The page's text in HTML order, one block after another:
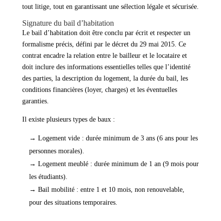
tout litige, tout en garantissant une sélection légale et sécurisée.
Signature du bail d’habitation
Le bail d’habitation doit être conclu par écrit et respecter un
formalisme précis, défini par le décret du 29 mai 2015. Ce
contrat encadre la relation entre le bailleur et le locataire et
doit inclure des informations essentielles telles que l’identité
des parties, la description du logement, la durée du bail, les
conditions financières (loyer, charges) et les éventuelles
garanties.
Il existe plusieurs types de baux :
→ Logement vide : durée minimum de 3 ans (6 ans pour les
personnes morales).
→ Logement meublé : durée minimum de 1 an (9 mois pour
les étudiants).
→ Bail mobilité : entre 1 et 10 mois, non renouvelable,
pour des situations temporaires.